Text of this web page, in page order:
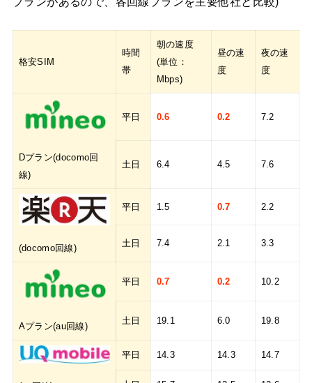
格安SIM
時間
帯
朝の速度
(単位：
Mbps)
昼の速
度
夜の速
度
Dプラン(docomo回
線)
平日 0.6 0.2 7.2
土日 6.4 4.5 7.6
(docomo回線)
平日 1.5 0.7 2.2
土日 7.4 2.1 3.3
Aプラン(au回線)
平日 0.7 0.2 10.2
土日 19.1 6.0 19.8
平日 14.3 14.3 14.7